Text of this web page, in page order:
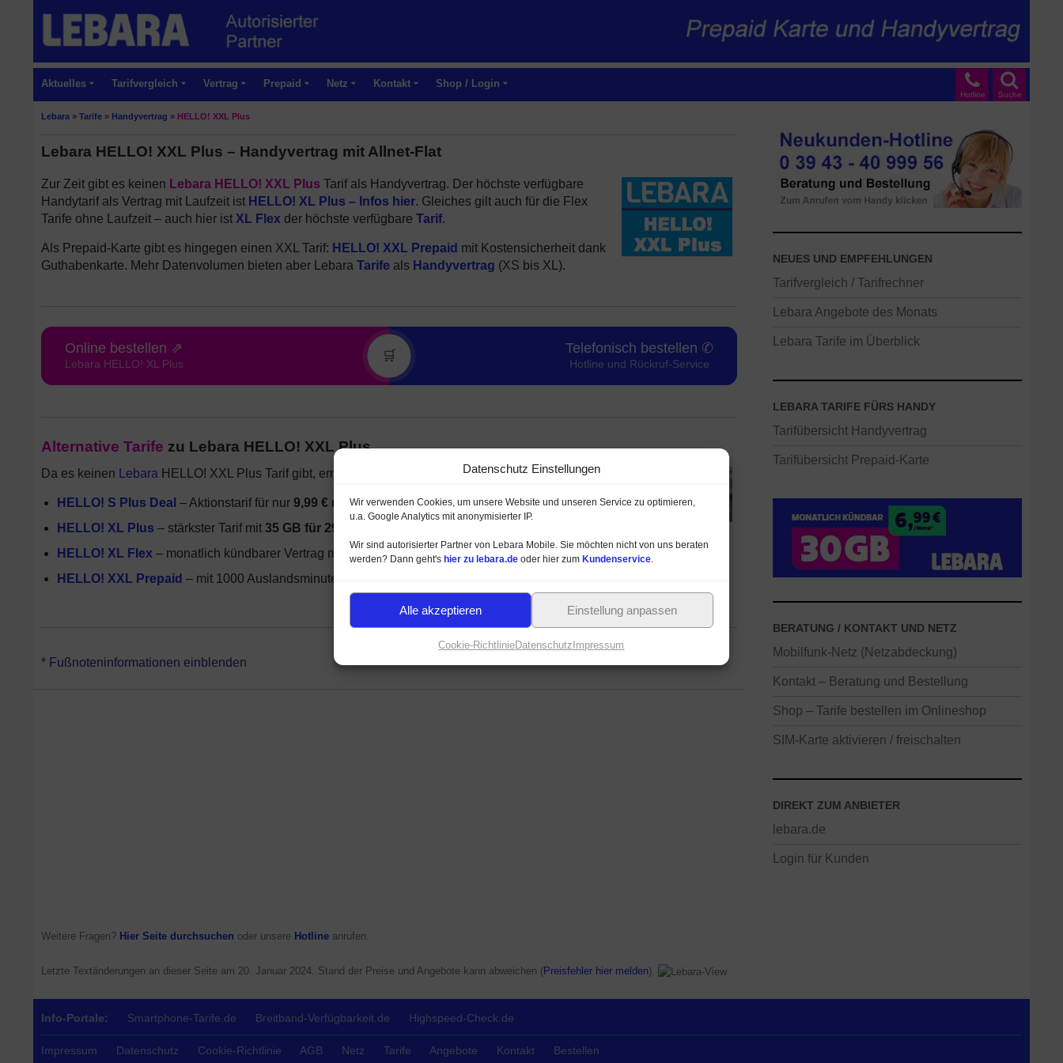
Datenschutz Einstellungen
Wir verwenden Cookies, um unsere Website und unseren Service zu optimieren,
u.a. Google Analytics mit anonymisierter IP.
Wir sind autorisierter Partner von Lebara Mobile. Sie möchten nicht von uns beraten
werden? Dann geht's hier zu lebara.de oder hier zum Kundenservice.
Alle akzeptieren Einstellung anpassen
Cookie-RichtlinieDatenschutz Impressum
Suche
Hotline
Aktuelles Tarifvergleich Vertrag Prepaid Netz Kontakt Shop / Login
Lebara » Tarife » Handyvertrag » HELLO! XXL Plus
Lebara HELLO! XXL Plus – Handyvertrag mit Allnet-Flat
Zur Zeit gibt es keinen Lebara HELLO! XXL Plus Tarif als Handyvertrag. Der höchste verfügbare
Handytarif als Vertrag mit Laufzeit ist HELLO! XL Plus – Infos hier. Gleiches gilt auch für die Flex
Tarife ohne Laufzeit – auch hier ist XL Flex der höchste verfügbare Tarif.
Als Prepaid-Karte gibt es hingegen einen XXL Tarif: HELLO! XXL Prepaid mit Kostensicherheit dank
Guthabenkarte. Mehr Datenvolumen bieten aber Lebara Tarife als Handyvertrag (XS bis XL).
Online bestellen ⇗
Lebara HELLO! XL Plus
🛒 Telefonisch bestellen ✆
Hotline und Rückruf-Service
Alternative Tarife zu Lebara HELLO! XXL Plus
Da es keinen Lebara HELLO! XXL Plus Tarif gibt, empfehlen wir ihnen dieseHandytarife:
HELLO! S Plus Deal – Aktionstarif für nur 9,99 € mit monatlich 24 GB
HELLO! XL Plus – stärkster Tarif mit 35 GB für 29,99 € je Monat
HELLO! XL Flex – monatlich kündbarer Vertrag mit
30 GB für 29,99 € mtl.
HELLO! XXL Prepaid – mit 1000 Auslandsminuten und
*Ein Handyvertrag im Tarif Lebara HELLO! XXL Plus ist nicht erhältlich. Es gibt aber viele andere Tarife des Anbieters im Mobilfunk-Netz
* Fußnoteninformationen einblenden
NEUES UND EMPFEHLUNGEN
Tarifvergleich / Tarifrechner
Lebara Angebote des Monats
Lebara Tarife im Überblick
LEBARA TARIFE FÜRS HANDY
Tarifübersicht Handyvertrag
Tarifübersicht Prepaid-Karte
BERATUNG / KONTAKT UND NETZ
Mobilfunk-Netz (Netzabdeckung)
Kontakt – Beratung und Bestellung
Shop – Tarife bestellen im Onlineshop
SIM-Karte aktivieren / freischalten
DIREKT ZUM ANBIETER
lebara.de
Login für Kunden
Weitere Fragen? Hier Seite durchsuchen oder unsere Hotline anrufen.
Letzte Textänderungen an dieser Seite am 20. Januar 2024. Stand der Preise und Angebote kann abweichen (Preisfehler hier melden).
Info-Portale: Smartphone-Tarife.de Breitband-Verfügbarkeit.de Highspeed-Check.de
Impressum Datenschutz Cookie-Richtlinie AGB Netz Tarife Angebote Kontakt Bestellen